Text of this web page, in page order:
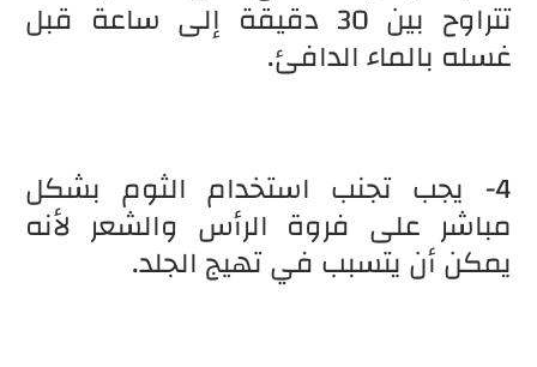
تتراوح بين 30 دقيقة إلى ساعة قبل
غسله بالماء الدافئ.
4- يجب تجنب استخدام الثوم بشكل
مباشر على فروة الرأس والشعر لأنه
يمكن أن يتسبب في تهيج الجلد.